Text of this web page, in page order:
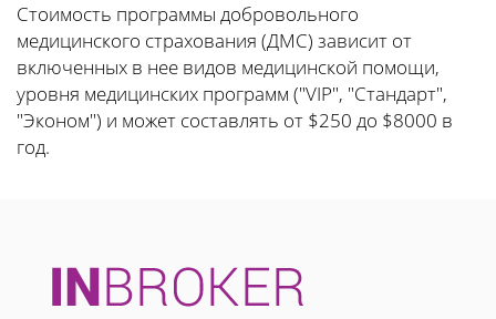
Стоимость программы добровольного
медицинского страхования (ДМС) зависит от
включенных в нее видов медицинской помощи,
уровня медицинских программ ("VIP", "Стандарт",
"Эконом") и может составлять от $250 до $8000 в
год.